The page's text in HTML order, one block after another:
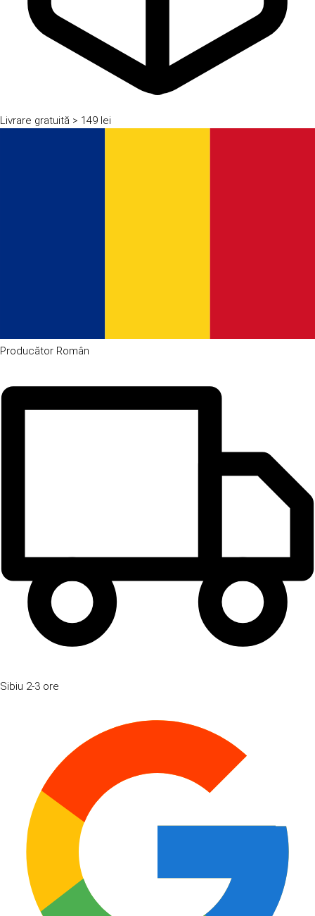
Livrare gratuită > 149 lei
Producător Român
Sibiu 2-3 ore